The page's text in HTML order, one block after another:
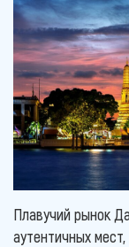
Плавучий рынок
аутентичных